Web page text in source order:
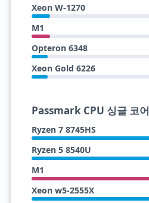
Xeon W-1270
M1
Opteron 6348
Xeon Gold 6226
Passmark CPU 싱글 코어
Ryzen 7 8745HS
Ryzen 5 8540U
M1
Xeon w5-2555X